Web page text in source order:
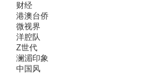
财经
港澳台侨
微视界
洋腔队
Z世代
澜湄印象
中国风